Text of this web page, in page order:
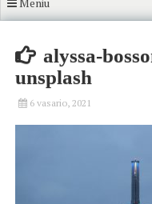
alyssa-
unsplash
6 vasario, 2021